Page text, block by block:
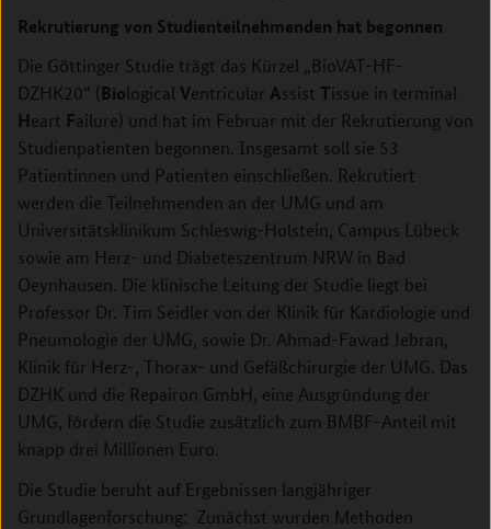
Rekrutierung von Studienteilnehmenden hat begonnen
Die Göttinger Studie trägt das Kürzel „BioVAT-HF-
DZHK20“ (Biological Ventricular Assist Tissue in terminal
Heart Failure) und hat im Februar mit der Rekrutierung von
Studienpatienten begonnen. Insgesamt soll sie 53
Patientinnen und Patienten einschließen. Rekrutiert
werden die Teilnehmenden an der UMG und am
Universitätsklinikum Schleswig-Holstein, Campus Lübeck
sowie am Herz- und Diabeteszentrum NRW in Bad
Oeynhausen. Die klinische Leitung der Studie liegt bei
Professor Dr. Tim Seidler von der Klinik für Kardiologie und
Pneumologie der UMG, sowie Dr. Ahmad-Fawad Jebran,
Klinik für Herz-, Thorax- und Gefäßchirurgie der UMG. Das
DZHK und die Repairon GmbH, eine Ausgründung der
UMG, fördern die Studie zusätzlich zum BMBF-Anteil mit
knapp drei Millionen Euro.
Die Studie beruht auf Ergebnissen langjähriger
Grundlagenforschung: Zunächst wurden Methoden